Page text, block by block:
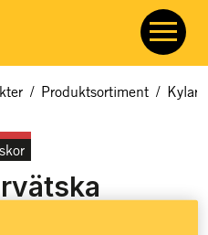
/ Produktsortiment /